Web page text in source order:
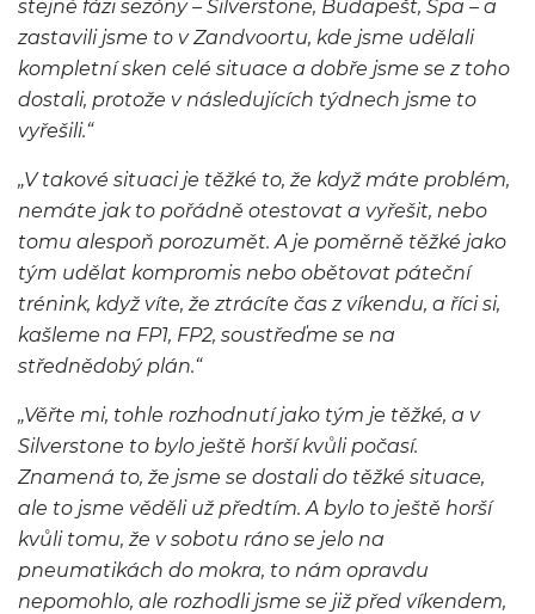
stejné fázi sezóny – Silverstone, Budapešť, Spa – a
zastavili jsme to v Zandvoortu, kde jsme udělali
kompletní sken celé situace a dobře jsme se z toho
dostali, protože v následujících týdnech jsme to
vyřešili.“
„V takové situaci je těžké to, že když máte problém,
nemáte jak to pořádně otestovat a vyřešit, nebo
tomu alespoň porozumět. A je poměrně těžké jako
tým udělat kompromis nebo obětovat páteční
trénink, když víte, že ztrácíte čas z víkendu, a říci si,
kašleme na FP1, FP2, soustřeďme se na
střednědobý plán.“
„Věřte mi, tohle rozhodnutí jako tým je těžké, a v
Silverstone to bylo ještě horší kvůli počasí.
Znamená to, že jsme se dostali do těžké situace,
ale to jsme věděli už předtím. A bylo to ještě horší
kvůli tomu, že v sobotu ráno se jelo na
pneumatikách do mokra, to nám opravdu
nepomohlo, ale rozhodli jsme se již před víkendem,